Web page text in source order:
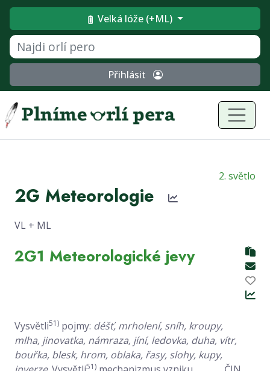
Velká lóže (+ML)
Přihlásit
2. světlo
2G Meteorologie
VL + ML
2G1 Meteorologické jevy
Vysvětli51) pojmy: déšť, mrholení, sníh, kroupy,
mlha, jinovatka, námraza, jíní, ledovka, duha, vítr,
bouřka, blesk, hrom, oblaka, řasy, slohy, kupy,
51)